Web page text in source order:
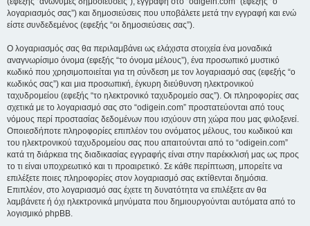
λογαριασμός σας”) και δημοσιεύσεις που υποβάλετε μετά την εγγραφή και ενώ
είστε συνδεδεμένος (εφεξής “οι δημοσιεύσεις σας”).
Ο λογαριασμός σας θα περιλαμβάνει ως ελάχιστα στοιχεία ένα μοναδικά
αναγνωρίσιμο όνομα (εφεξής “το όνομα μέλους”), ένα προσωπικό μυστικό
κωδικό που χρησιμοποιείται για τη σύνδεση με τον λογαριασμό σας (εφεξής “ο
κωδικός σας”) και μια προσωπική, έγκυρη διεύθυνση ηλεκτρονικού
ταχυδρομείου (εφεξής “το ηλεκτρονικό ταχυδρομείο σας”). Οι πληροφορίες σας
σχετικά με το λογαριασμό σας στο “odigein.com” προστατεύονται από τους
νόμους περί προστασίας δεδομένων που ισχύουν στη χώρα που μας φιλοξενεί.
Οποιεσδήποτε πληροφορίες επιπλέον του ονόματος μέλους, του κωδικού και
του ηλεκτρονικού ταχυδρομείου σας που απαιτούνται από το “odigein.com”
κατά τη διάρκεια της διαδικασίας εγγραφής είναι στην παρέκκλισή μας ως προς
το τι είναι υποχρεωτικό και τι προαιρετικό. Σε κάθε περίπτωση, μπορείτε να
επιλέξετε ποιες πληροφορίες στον λογαριασμό σας εκτίθενται δημόσια.
Επιπλέον, στο λογαριασμό σας έχετε τη δυνατότητα να επιλέξετε αν θα
λαμβάνετε ή όχι ηλεκτρονικά μηνύματα που δημιουργούνται αυτόματα από το
λογισμικό phpBB.